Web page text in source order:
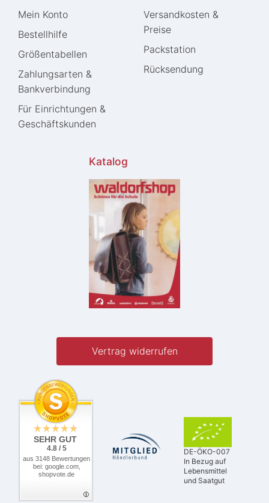
Mein Konto
Bestellhilfe
Größentabellen
Zahlungsarten &
Bankverbindung
Für Einrichtungen &
Geschäftskunden
Versandkosten &
Preise
Packstation
Rücksendung
Katalog
Vertrag widerrufen
SEHR GUT
4.8 / 5
aus 3148 Bewertungen
bei: google.com,
shopvote.de
DE-ÖKO-007
In Bezug auf
Lebensmittel
und Saatgut